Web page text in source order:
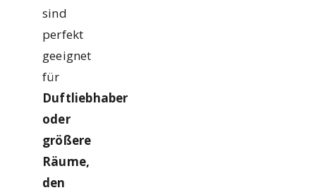
sind
perfekt
geeignet
für
Duftliebhaber
oder
größere
Räume,
den